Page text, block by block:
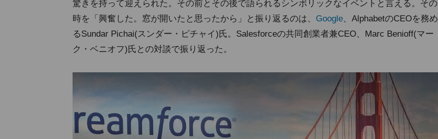
驚きを持って迎えられた。その前とその後で語られるシンボリックなイベントと言える。その
時を「興奮した。窓が開いたと思ったから」と振り返るのは、 Google、AlphabetのCEOを務め
るSundar Pichai(スンダー・ピチャイ)氏。Salesforceの共同創業者兼CEO、Marc Benioff(マー
ク・ベニオフ)氏との対談で振り返った。